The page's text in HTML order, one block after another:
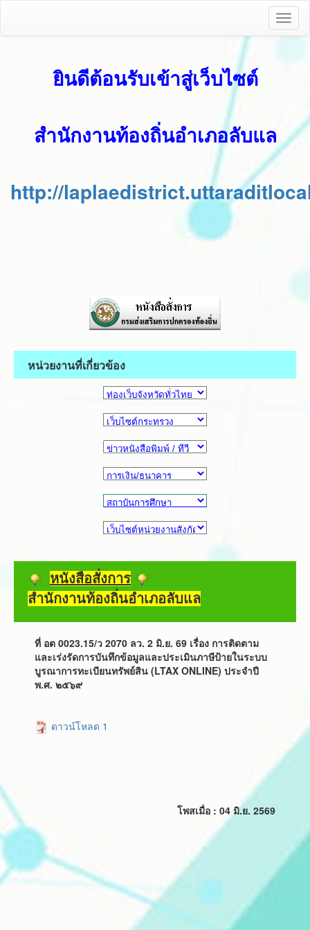
ยินดีต้อนรับเข้าสู่เว็บไซต์
สำนักงานท้องถิ่นอำเภอลับแล
http://
หน่วยงานที่เกี่ยวข้อง
หนังสือสั่งการ
สำนักงานท้องถิ่นอำเภอลับแล
ที่ อต 0023.15/ว 2070 ลว. 2 มิ.ย. 69 เรื่อง การติดตาม
และเร่งรัดการบันทึกข้อมูลและประเมินภาษีป้ายในระบบ
บูรณาการทะเบียนทรัพย์สิน (LTAX ONLINE) ประจําปี
พ.ศ. ๒๕๖๙
ดาวน์โหลด 1
โพสเมื่อ : 04 มิ.ย. 2569